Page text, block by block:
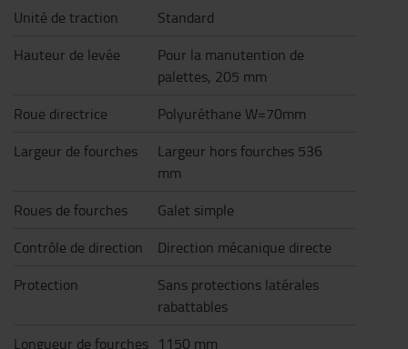
Unité de traction
Standard
Hauteur de levée
Pour la manutention de
palettes, 205 mm
Roue directrice
Polyuréthane W=70mm
Largeur de fourches
Largeur hors fourches 536
mm
Roues de fourches
Galet simple
Contrôle de direction
Direction mécanique directe
Protection
Sans protections latérales
rabattables
Longueur de fourches 1150 mm